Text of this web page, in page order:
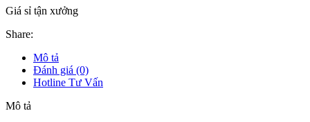
Giá sỉ tận xưởng
Share:
Mô tả
Đánh giá (0)
Hotline Tư Vấn
Mô tả